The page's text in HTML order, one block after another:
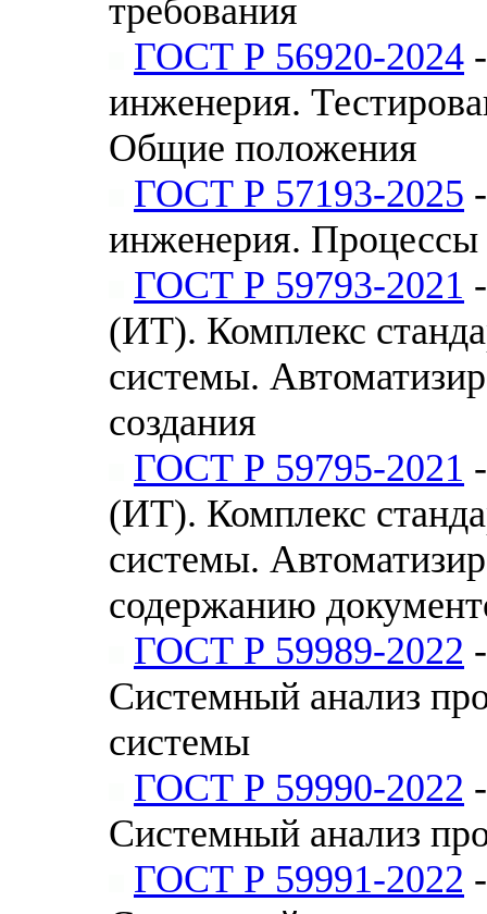
требования
ГОСТ Р 56920-2024
инженерия.
Общие положения
ГОСТ Р 57193-2025
инженерия. Процессы
ГОСТ Р 59793-2021
(ИТ). Комплекс
системы.
создания
ГОСТ Р 59795-2021
(ИТ). Комплекс
системы.
содержанию
ГОСТ Р 59989-2022
Системный анализ
системы
ГОСТ Р 59990-2022
Системный анализ
ГОСТ Р 59991-2022